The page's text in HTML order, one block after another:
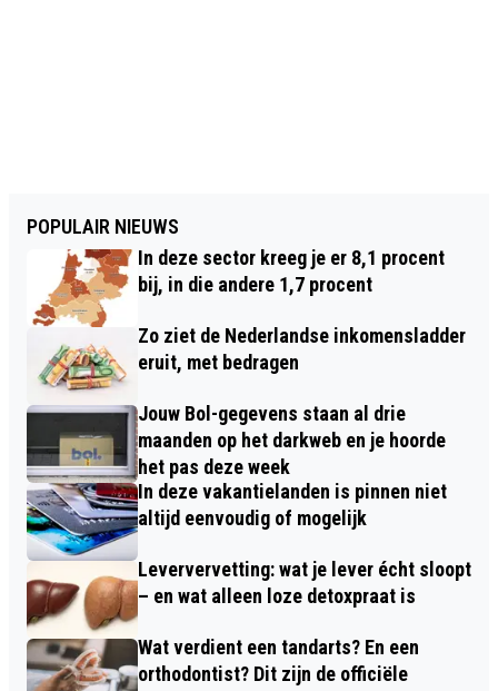
POPULAIR NIEUWS
In deze sector kreeg je er 8,1 procent
bij, in die andere 1,7 procent
Zo ziet de Nederlandse inkomensladder
eruit, met bedragen
Jouw Bol-gegevens staan al drie
maanden op het darkweb en je hoorde
het pas deze week
In deze vakantielanden is pinnen niet
altijd eenvoudig of mogelijk
Leververvetting: wat je lever écht sloopt
– en wat alleen loze detoxpraat is
Wat verdient een tandarts? En een
orthodontist? Dit zijn de officiële